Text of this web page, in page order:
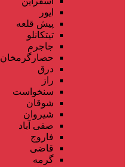
ایور
پیش قلعه
تیتکانلو
جاجرم
حصارگرمخان
درق
راز
سنخواست
شوقان
شیروان
صفی آباد
فاروج
قاضی
گرمه